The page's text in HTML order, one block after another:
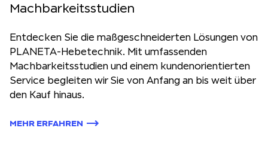
Machbarkeitsstudien
Entdecken Sie die maßgeschneiderten Lösungen von
PLANETA-Hebetechnik. Mit umfassenden
Machbarkeitsstudien und einem kundenorientierten
Service begleiten wir Sie von Anfang an bis weit über
den Kauf hinaus.
MEHR ERFAHREN